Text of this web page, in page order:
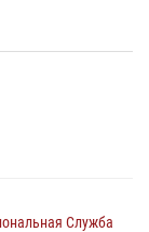
Служба